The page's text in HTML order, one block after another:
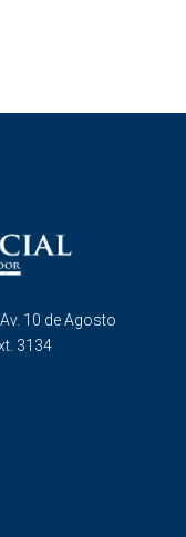
10 de Agosto
3134